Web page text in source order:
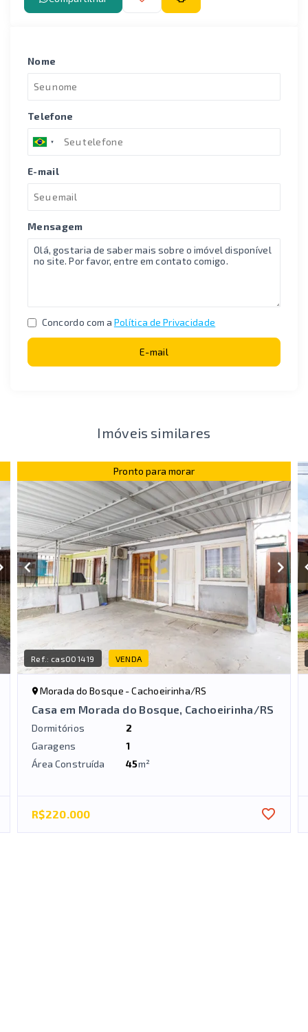
Nome
Telefone
E-mail
Mensagem
Concordo com a Política de Privacidade
E-mail
Imóveis similares
Pronto para morar
Ref.: cas001419 VENDA
Morada do Bosque - Cachoeirinha/RS
Casa em Morada do Bosque, Cachoeirinha/RS
Dormitórios
2
Garagens
1
Área Construída
45m²
R$220.000